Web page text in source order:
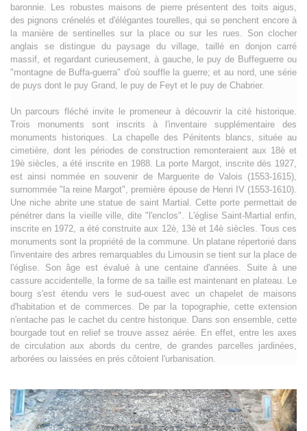
baronnie. Les robustes maisons de pierre présentent des toits aigus,
des pignons crénelés et d'élégantes tourelles, qui se penchent encore à
la manière de sentinelles sur la place ou sur les rues. Son clocher
anglais se distingue du paysage du village, taillé en donjon carré
massif, et regardant curieusement, à gauche, le puy de Buffeguerre ou
"montagne de Buffa-guerra" d'où souffle la guerre; et au nord, une série
de puys dont le puy Grand, le puy de Feyt et le puy de Chabrier.
Un parcours fléché invite le promeneur à découvrir la cité historique.
Trois monuments sont inscrits à l'inventaire supplémentaire des
monuments historiques. La chapelle des Pénitents blancs, située au
cimetière, dont les périodes de construction remonteraient aux 18è et
19è siècles, a été inscrite en 1988. La porte Margot, inscrite dès 1927,
est ainsi nommée en souvenir de Marguerite de Valois (1553-1615),
surnommée "la reine Margot", première épouse de Henri IV (1553-1610).
Une niche abrite une statue de saint Martial. Cette porte permettait de
pénétrer dans la vieille ville, dite "l'enclos". L'église Saint-Martial enfin,
inscrite en 1972, a été construite aux 12è, 13è et 14è siècles. Tous ces
monuments sont la propriété de la commune. Un platane répertorié dans
l'inventaire des arbres remarquables du Limousin se tient sur la place de
l'église. Son âge est évalué à une centaine d'années. Suite à une
cassure accidentelle, la forme de sa taille est maintenant en plateau. Le
bourg s'est étendu vers le sud-ouest avec un chapelet de maisons
d'habitation et de commerces. De par la topographie, cette extension
n'entache pas le cachet du centre historique. Dans son ensemble, cette
bourgade tout en relief se trouve assez aérée. En effet, entre les axes
de circulation aux abords du centre, de grandes parcelles jardinées,
arborées ou laissées en prés côtoient l'urbanisation.